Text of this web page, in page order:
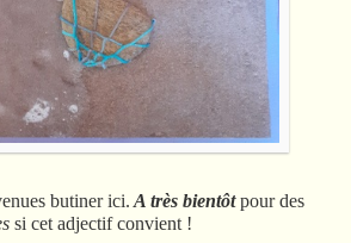
butiner ici.A très bientôtpour des
si cet adjectif convient !